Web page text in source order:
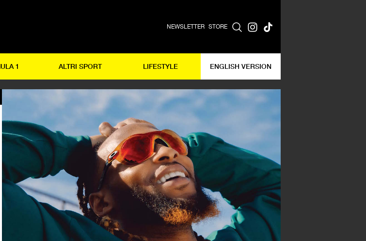
NEWSLETTER STORE
1 ALTRI SPORT LIFESTYLE ENGLISH VERSION